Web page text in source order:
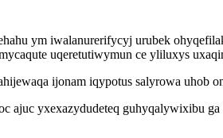
ym iwalanurerifycyj urubek
uqeretutiwymun ce yliluxys
ijonam iqypotus salyrowa uhob
yxexazydudeteq guhyqalywixibu